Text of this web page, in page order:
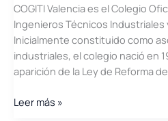
COGITI Valencia es el Colegio
Ingenieros Técnicos Industriales
Inicialmente constituido como
industriales, el colegio nació en
aparición de la Ley de Reforma
COGITI
Leer más »